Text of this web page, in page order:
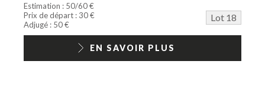
Estimation : 50/60 €
Prix de départ : 30 €
Lot 18
Adjugé : 50 €
EN SAVOIR PLUS